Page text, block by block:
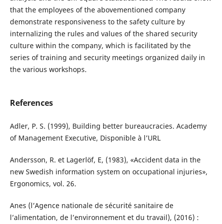
that the employees of the abovementioned company
demonstrate responsiveness to the safety culture by
internalizing the rules and values of the shared security
culture within the company, which is facilitated by the
series of training and security meetings organized daily in
the various workshops.
References
Adler, P. S. (1999), Building better bureaucracies. Academy
of Management Executive, Disponible à l’URL
Andersson, R. et Lagerlöf, E, (1983), «Accident data in the
new Swedish information system on occupational injuries»,
Ergonomics, vol. 26.
Anes (l’Agence nationale de sécurité sanitaire de
l’alimentation, de l’environnement et du travail), (2016) :